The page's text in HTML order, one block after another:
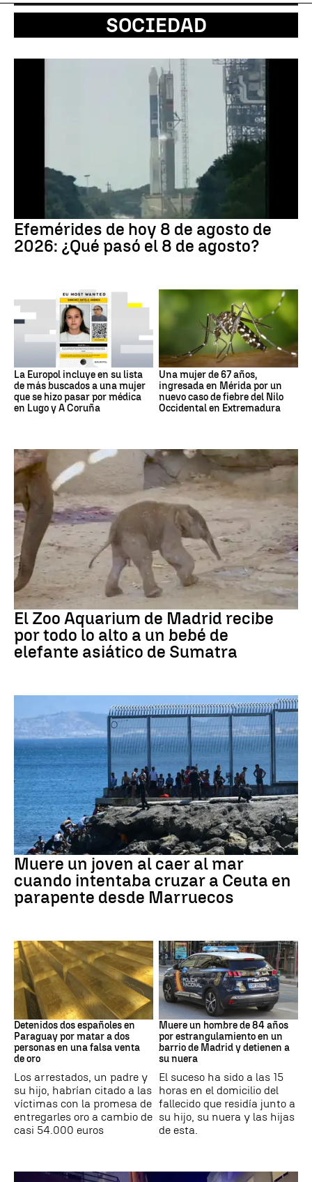
SOCIEDAD
Efemérides de hoy 8 de agosto de
2026: ¿Qué pasó el 8 de agosto?
La Europol incluye en su lista
de más buscados a una mujer
que se hizo pasar por médica
en Lugo y A Coruña
Una mujer de 67 años,
ingresada en Mérida por un
nuevo caso de fiebre del Nilo
Occidental en Extremadura
Zoo de Madrid
El Zoo Aquarium de Madrid recibe
por todo lo alto a un bebé de
elefante asiático de Sumatra
Ceuta
Muere un joven al caer al mar
cuando intentaba cruzar a Ceuta en
parapente desde Marruecos
Paraguay
Detenidos dos españoles en
Paraguay por matar a dos
personas en una falsa venta
de oro
Los arrestados, un padre y
su hijo, habrían citado a las
víctimas con la promesa de
entregarles oro a cambio de
casi 54.000 euros
Suceso
Muere un hombre de 84 años
por estrangulamiento en un
barrio de Madrid y detienen a
su nuera
El suceso ha sido a las 15
horas en el domicilio del
fallecido que residía junto a
su hijo, su nuera y las hijas
de esta.